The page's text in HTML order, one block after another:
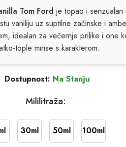
Tom Ford je topao i senzualan
vaniliju uz suptilne začinske i
idealan za večernje prilike i one
top­le mirise s karakterom.
Dostupnost: Na Stanju
Mililitraža:
30ml 50ml 100ml